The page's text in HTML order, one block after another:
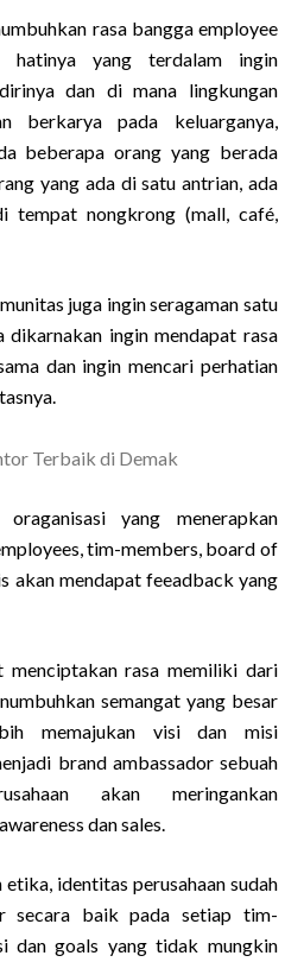
rasa bangga employee
yang terdalam ingin
dan di mana lingkungan
berkarya pada keluarganya,
beberapa orang yang berada
yang ada di satu antrian, ada
tempat nongkrong (mall, café,
juga ingin seragaman satu
dikarnakan ingin mendapat rasa
dan ingin mencari perhatian
yang menerapkan
tim-members, board of
akan mendapat feeadback yang
menciptakan rasa memiliki dari
semangat yang besar
memajukan visi dan misi
brand ambassador sebuah
akan meringankan
dan sales.
identitas perusahaan sudah
secara baik pada setiap tim-
dan goals yang tidak mungkin